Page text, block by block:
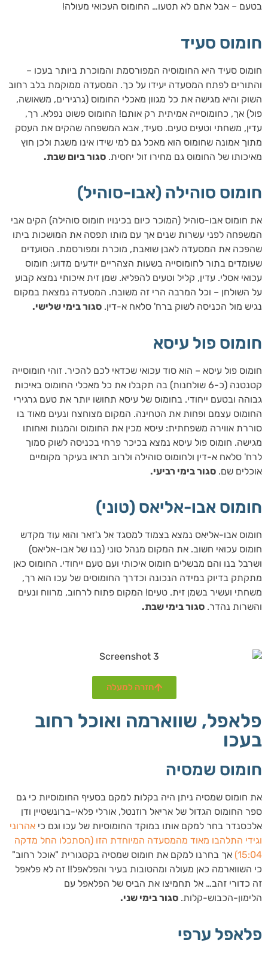
בטעם – אבל אתם לא תטעו… החומוס העכואי מעולה!
חומוס סעיד
חומוס סעיד היא החומוסיה המפורסמת והמוכרת ביותר בעכו –
והתורים לפתח המסעדה יעידו על כך. המסעדה ממוקמת בלב רחוב
השוק והיא מגישה את כל מגוון מאכלי החומוס (גרגירים, משאושה,
פול) אך, כחומוסייה אמיתית רק אותם! החומוס פשוט נפלא. רך,
עדין, משחתי וטעים טעים. סעיד, אבא המשפחה שהקים את העסק
מתוך אמונה שחומוס הוא מאכל גם למי שידו אינו משגת ולכן חוץ
מאיכותו של החומוס גם מחירו זול יחסית. סגור ביום שבת.
חומוס סוהילה (אבו-סוהיל)
את חומוס אבו-סוהיל (המוכר כיום בכינויו חומוס סוהילה) הקים אבי
המשפחה לפני עשרות שנים אך עם מותו תפסה את המושכות ביתו
שהפכה את המסעדה לאבן שואבת, מוכרת ומפורסמת. הסועדים
שעומדים בתור לחומוסייה בשעות הצהריים יודעים מדוע: חומוס
עכואי אסלי. עדין, קליל וטעים להפליא. שמן זית איכותי נמצא קבוע
על השולחן – וכל המרבה הרי זה משובח. המסעדה נמצאת במקום
נגיש מול הכניסה לשוק ברח' סלאח א-דין. סגור בימי שלישי.
חומוס פול עיסא
חומוס פול עיסא – הוא סוד עכואי שכדאי לכם להכיר. זוהי חומוסייה
קטנטנה (כ-6 שולחנות) בה תקבלו את כל מאכלי החומוס באיכות
גבוהה ובטעם ייחודי. בחומוס של עיסא תחושו יותר את טעם גרגירי
החומוס עצמם ופחות את הטחינה. המקום מצוחצח ונעים מאוד בו
סוררת אווירה משפחתית: עיסא מכין את החומוס והמנות ואחותו
מגישה. חומוס פול עיסא נמצא בכיכר פרחי בכניסה לשוק סמוך
לרח' סלאח א-דין ולחומוס סוהילה ולרוב תראו בעיקר מקומיים
אוכלים שם. סגור בימי רביעי.
חומוס אבו-אליאס (טוני)
חומוס אבו-אליאס נמצא בצמוד למסגד אל ג'זאר והוא עוד מקדש
חומוס עכואי חשוב. את המקום מנהל טוני (בנו של אבו-אליאס)
ושרבל בנו והם מבשלים חומוס איכותי ועם טעם ייחודי. החומוס כאן
מתקתק בדיוק במידה הנכונה וכדרך החומוסים של עכו הוא רך,
משחתי ועשיר בשמן זית. טעים! המקום פתוח לרחוב, מרווח ונעים
והשרות נהדר. סגור בימי שבת.
חזרה למעלה
פלאפל, שווארמה ואוכל רחוב
בעכו
חומוס שמסיה
את חומוס שמסיה ניתן היה בקלות למקם בסעיף החומוסיות כי גם
ספר החומוס הגדול של אריאל רוזנטל, אורלי פלאי-ברונשטיין ודן
אלכסנדר בחר למקם אותו במוקד החומוסיות של עכו וגם כי אהרוני
וגידי התלהבו מאוד מהמסעדה המיוחדת הזו (הסתכלו החל מדקה
15:04) אך בחרנו למקם את חומוס שמסיה בקטגורית "אוכל רחוב"
כי השווארמה כאן מעולה ומהטובות בעיר והפלאפל!! זה לא פלאפל
זה כדורי זהב… אל תחמיצו את הביס של הפלאפל עם
הלימון-הכבוש-קלות. סגור בימי שני.
פלאפל ערפי